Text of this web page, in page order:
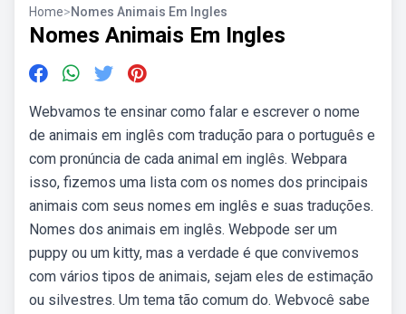
Home>Nomes Animais Em Ingles
Nomes Animais Em Ingles
Webvamos te ensinar como falar e escrever o nome
de animais em inglês com tradução para o português e
com pronúncia de cada animal em inglês. Webpara
isso, fizemos uma lista com os nomes dos principais
animais com seus nomes em inglês e suas traduções.
Nomes dos animais em inglês. Webpode ser um
puppy ou um kitty, mas a verdade é que convivemos
com vários tipos de animais, sejam eles de estimação
ou silvestres. Um tema tão comum do. Webvocê sabe